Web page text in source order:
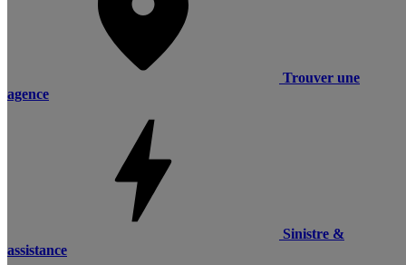
Trouver une
agence
Sinistre &
assistance